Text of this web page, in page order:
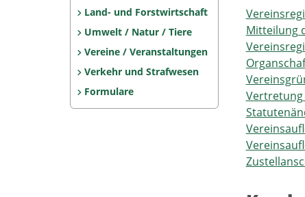
Land- und Forstwirtschaft
Umwelt / Natur / Tiere
Vereine / Veranstaltungen
Verkehr und Strafwesen
Formulare
Mitteilung
Vertretung